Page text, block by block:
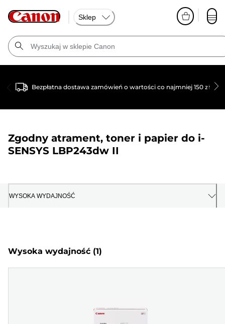
Sklep
Bezpłatna dostawa zamówień o wartości co najmniej 150 zł
Zgodny atrament, toner i papier do i-
SENSYS LBP243dw II
WYSOKA WYDAJNOŚĆ
Wysoka wydajność (1)